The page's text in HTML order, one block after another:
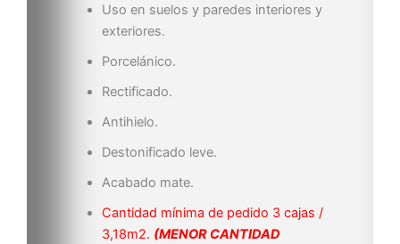
Uso en suelos y paredes interiores y
exteriores.
Porcelánico.
Rectificado.
Antihielo.
Destonificado leve.
Acabado mate.
Cantidad mínima de pedido 3 cajas /
3,18m2. (MENOR CANTIDAD